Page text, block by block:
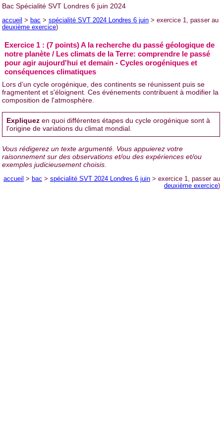
Bac Spécialité SVT Londres 6 juin 2024
accueil > bac > spécialité SVT 2024 Londres 6 juin > exercice 1, passer au
deuxième exercice)
Exercice 1 : (7 points) A la recherche du passé géologique de
notre planète / Les climats de la Terre: comprendre le passé
pour agir aujourd'hui et demain - Cycles orogéniques et
conséquences climatiques
Lors d’un cycle orogénique, des continents se réunissent puis se
fragmentent et s'éloignent. Ces événements contribuent à modifier la
composition de l'atmosphère.
Expliquez en quoi différentes étapes du cycle orogénique sont à
l'origine de variations du climat mondial.
Vous rédigerez un texte argumenté. Vous appuierez votre
raisonnement sur des observations et/ou des expériences et/ou
exemples judicieusement choisis.
accueil > bac > spécialité SVT 2024 Londres 6 juin > exercice 1, passer au
deuxième exercice)